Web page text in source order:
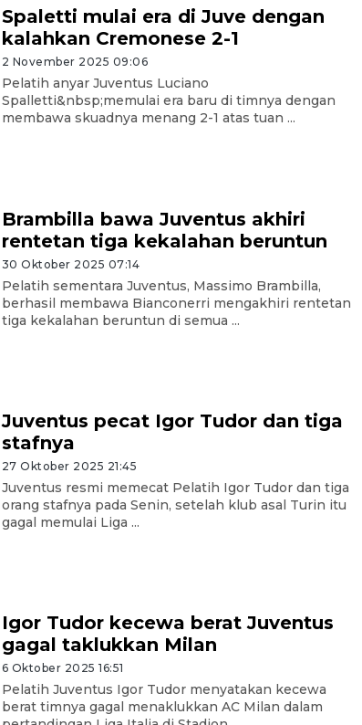
Spaletti mulai era di Juve dengan
kalahkan Cremonese 2-1
2 November 2025 09:06
Pelatih anyar Juventus Luciano
Spalletti&nbsp;memulai era baru di timnya dengan
membawa skuadnya menang 2-1 atas tuan ...
Brambilla bawa Juventus akhiri
rentetan tiga kekalahan beruntun
30 Oktober 2025 07:14
Pelatih sementara Juventus, Massimo Brambilla,
berhasil membawa Bianconerri mengakhiri rentetan
tiga kekalahan beruntun di semua ...
Juventus pecat Igor Tudor dan tiga
stafnya
27 Oktober 2025 21:45
Juventus resmi memecat Pelatih Igor Tudor dan tiga
orang stafnya pada Senin, setelah klub asal Turin itu
gagal memulai Liga ...
Igor Tudor kecewa berat Juventus
gagal taklukkan Milan
6 Oktober 2025 16:51
Pelatih Juventus Igor Tudor menyatakan kecewa
berat timnya gagal menaklukkan AC Milan dalam
BNPB optimalkan penguatan
Desa Tangguh Bencana di
Jawa Timur
5 Agustus 2026 19:09